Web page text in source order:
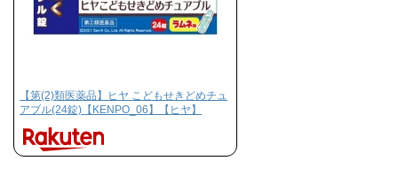
【第(2)類医薬品】ヒヤ こどもせきどめチュ
アブル(24錠)【KENPO_06】【ヒヤ】